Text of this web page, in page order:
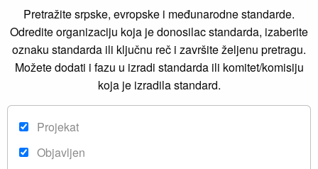
Pretražite srpske, evropske i međunarodne standarde.
Odredite organizaciju koja je donosilac standarda, izaberite
oznaku standarda ili ključnu reč i završite željenu pretragu.
Možete dodati i fazu u izradi standarda ili komitet/komisiju
koja je izradila standard.
Projekat
Objavljen